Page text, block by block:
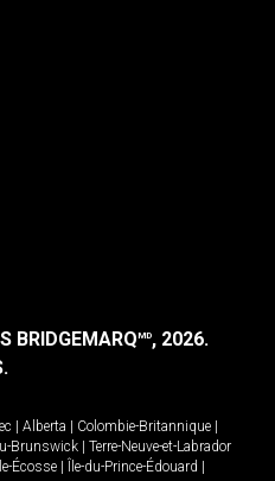
BRIDGEMARQMD, 2026.
Alberta Colombie-Britannique
Brunswick
Terre-Neuve-et-Labrador
Écosse Île-du-Prince-Édouard